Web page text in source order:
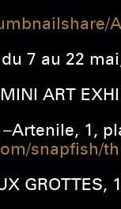
du 7 au 22
ART
Artenile, 1,
snapfish/
GROTTES,